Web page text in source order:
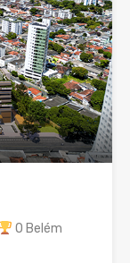
O Belém